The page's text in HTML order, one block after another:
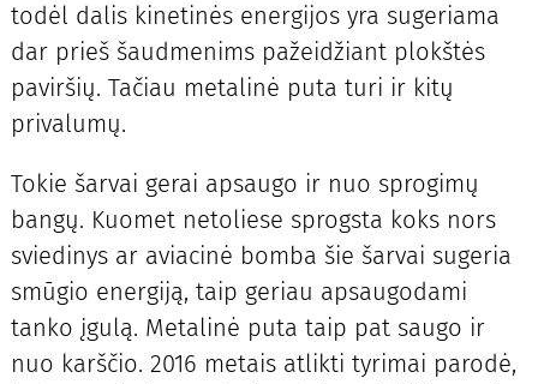
todėl dalis kinetinės energijos yra sugeriama
dar prieš šaudmenims pažeidžiant plokštės
paviršių. Tačiau metalinė puta turi ir kitų
privalumų.
Tokie šarvai gerai apsaugo ir nuo sprogimų
bangų. Kuomet netoliese sprogsta koks nors
sviedinys ar aviacinė bomba šie šarvai sugeria
smūgio energiją, taip geriau apsaugodami
tanko įgulą. Metalinė puta taip pat saugo ir
nuo karščio. 2016 metais atlikti tyrimai parodė,